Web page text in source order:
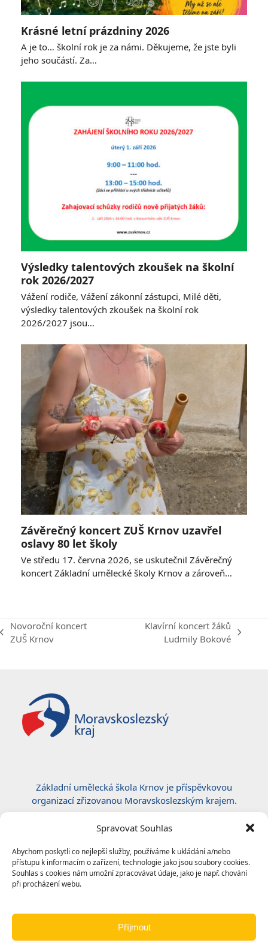
Spravovat Souhlas
Abychom poskytli co nejlepší služby, používáme k ukládání a/nebo
přístupu k informacím o zařízení, technologie jako jsou soubory cookies.
Souhlas s cookies nám umožní zpracovávat údaje, jako je např. chování
při procházení webu.
Příjmout
Krásné letní prázdniny 2026
A je to… školní rok je za námi. Děkujeme, že jste byli
jeho součástí. Za…
Výsledky talentových zkoušek na školní
rok 2026/2027
Vážení rodiče, Vážení zákonní zástupci, Milé děti,
výsledky talentových zkoušek na školní rok
2026/2027 jsou…
Závěrečný koncert ZUŠ Krnov uzavřel
oslavy 80 let školy
Ve středu 17. června 2026, se uskutečnil Závěrečný
koncert Základní umělecké školy Krnov a zároveň…
previous
Novoroční koncert
ZUŠ Krnov
Klavírní koncert žáků
Ludmily Bokové
Základní umělecká škola Krnov je příspěvkovou
organizací zřizovanou Moravskoslezským krajem.
Certifikace ČSN EN ISO 50001:2019